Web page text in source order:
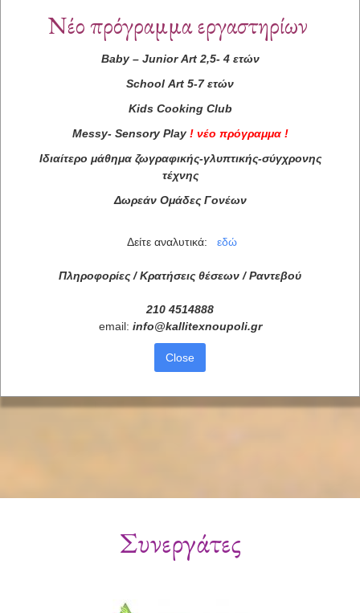
Συνεργάτες
Νέο πρόγραμμα εργαστηρίων
Baby– Junior Art2,5- 4 ετών
School Art 5-7 ετών
Kids Cooking Club
Messy- Sensory Play ! νέο πρόγραμμα !
Ιδιαίτερο μάθημα ζωγραφικής-γλυπτικής-σύγχρονης
τέχνης
Δωρεάν Ομάδες Γονέων
Δείτε αναλυτικά: εδώ
Πληροφορίες / Κρατήσεις θέσεων / Ραντεβού
210 4514888
email: info@kallitexnoupoli.gr
Close